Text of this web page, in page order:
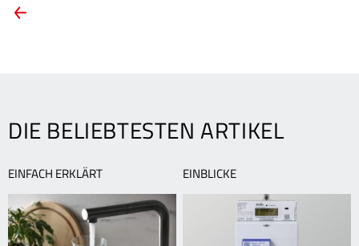
ARTIKEL-
mit
tollen
DIE BELIEBTESTEN ARTIKEL
EINFACH ERKLÄRT EINBLICKE